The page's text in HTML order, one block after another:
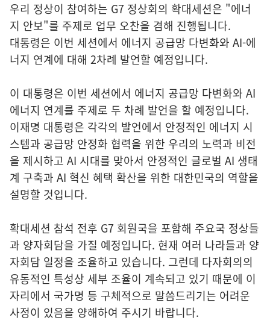
우리 정상이 참여하는 G7 정상회의 확대세션은 "에너
지 안보"를 주제로 업무 오찬을 겸해 진행됩니다.
대통령은 이번 세션에서 에너지 공급망 다변화와 AI-에
너지 연계에 대해 2차례 발언할 예정입니다.
이 대통령은 이번 세션에서 에너지 공급망 다변화와 AI
에너지 연계를 주제로 두 차례 발언을 할 예정입니다.
이재명 대통령은 각각의 발언에서 안정적인 에너지 시
스템과 공급망 안정화 협력을 위한 우리의 노력과 비전
을 제시하고 AI 시대를 맞아서 안정적인 글로벌 AI 생태
계 구축과 AI 혁신 혜택 확산을 위한 대한민국의 역할을
설명할 것입니다.
확대세션 참석 전후 G7 회원국을 포함해 주요국 정상들
과 양자회담을 가질 예정입니다. 현재 여러 나라들과 양
자회담 일정을 조율하고 있습니다. 그런데 다자회의의
유동적인 특성상 세부 조율이 계속되고 있기 때문에 이
자리에서 국가명 등 구체적으로 말씀드리기는 어려운
사정이 있음을 양해하여 주시기 바랍니다.